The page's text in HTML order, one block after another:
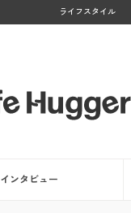
ライフスタイル
インタビュー